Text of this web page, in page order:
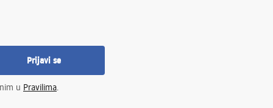
Prijavi se
u Pravilima.